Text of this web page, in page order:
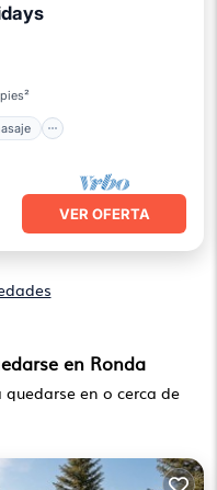
de hidromasaje
VER OFERTA
en Ronda
en o cerca de